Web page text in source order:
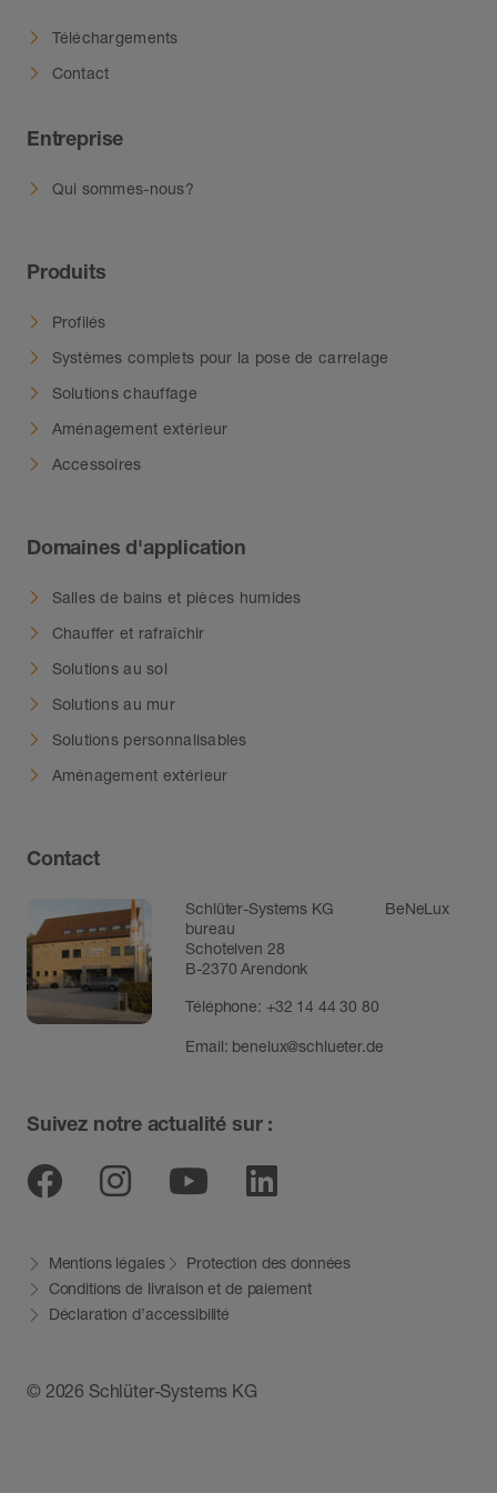
Téléchargements
Contact
Entreprise
Qui sommes-nous?
Produits
Profilés
Systèmes complets pour la pose de carrelage
Solutions chauffage
Aménagement extérieur
Accessoires
Domaines d'application
Salles de bains et pièces humides
Chauffer et rafraîchir
Solutions au sol
Solutions au mur
Solutions personnalisables
Aménagement extérieur
Contact
Schlüter-Systems KG BeNeLux
bureau
Schotelven 28
B-2370 Arendonk
Téléphone: +32 14 44 30 80
Email: benelux@schlueter.de
Suivez notre actualité sur :
Facebook
Instagram
YoutubeLinkedin
© 2026 Schlüter-Systems KG
Mentions légales
Protection des données
Conditions de livraison et de paiement
Déclaration d’accessibilité